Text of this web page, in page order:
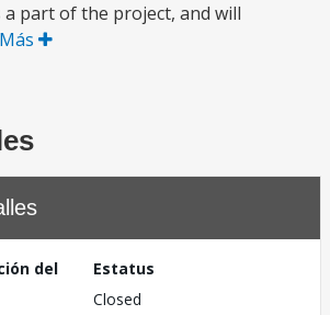
part of the project, and will
del
Estatus
Closed